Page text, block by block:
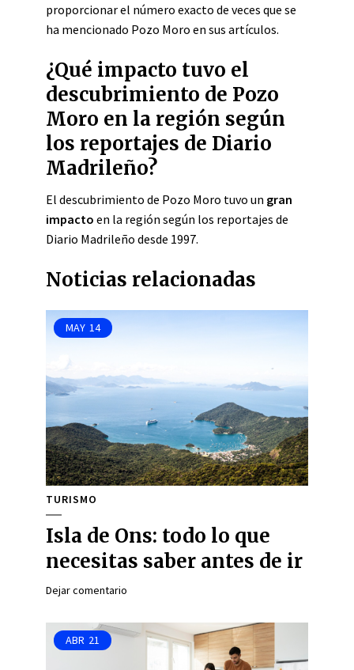
proporcionar el número exacto de veces que se
ha mencionado Pozo Moro en sus artículos.
¿Qué impacto tuvo el
descubrimiento de Pozo
Moro en la región según
los reportajes de Diario
Madrileño?
El descubrimiento de Pozo Moro tuvo un gran
impacto en la región según los reportajes de
Diario Madrileño desde 1997.
Noticias relacionadas
MAY 14
TURISMO
Isla de Ons: todo lo que
necesitas saber antes de ir
Dejar comentario
ABR 21